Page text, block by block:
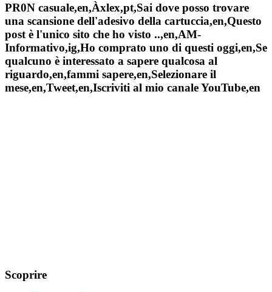
PR0N casuale,en,Àxlex,pt,Sai dove posso trovare
una scansione dell'adesivo della cartuccia,en,Questo
post è l'unico sito che ho visto ..,en,AM-
Informativo,ig,Ho comprato uno di questi oggi,en,Se
qualcuno è interessato a sapere qualcosa al
riguardo,en,fammi sapere,en,Selezionare il
mese,en,Tweet,en,Iscriviti al mio canale YouTube,en
Scoprire